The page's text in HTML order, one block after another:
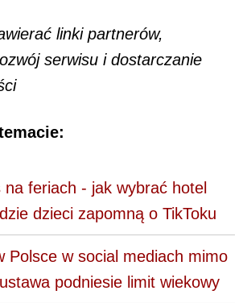
linki partnerów,
serwisu i dostarczanie
feriach - jak wybrać hotel
dzieci zapomną o TikToku
Polsce w social mediach mimo
podniesie limit wiekowy